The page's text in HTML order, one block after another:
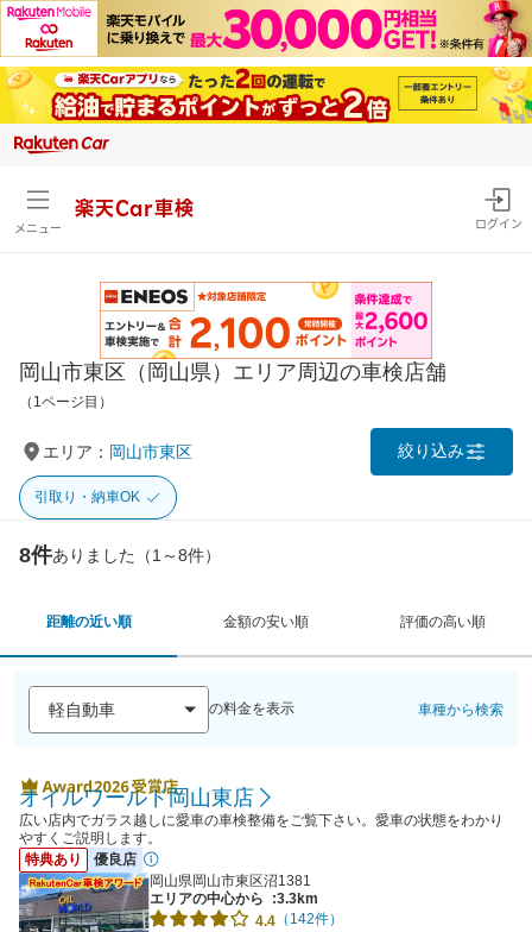
メニュー
楽天Car車検
ログイン
岡山市東区（岡山県）エリア周辺の車検店舗
（1ページ目）
エリア： 岡山市東区 絞り込み
引取り・納車OK
8件ありました（1～8件）
距離の近い順 金額の安い順 評価の高い順
の料金を表示 車種から検索
オイルワールド岡山東店
広い店内でガラス越しに愛車の車検整備をご覧下さい。愛車の状態をわかり
やすくご説明します。
特典あり
優良店
岡山県岡山市東区沼1381
エリアの中心から
:3.3km
4.4 （142件）